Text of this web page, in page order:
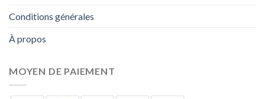
Conditions générales
À propos
MOYEN DE PAIEMENT